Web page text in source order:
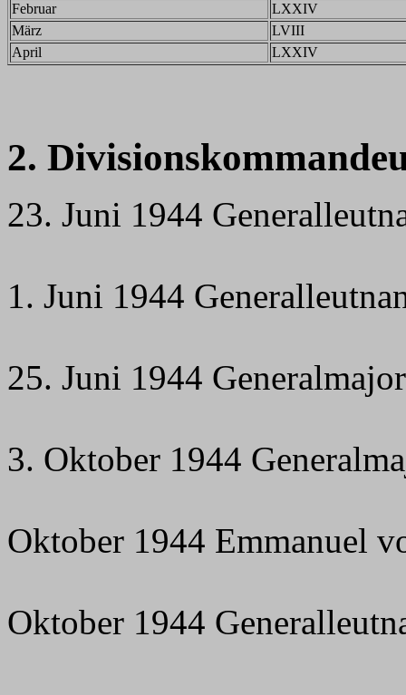
Februar
LXXIV
März
LVIII
April
LXXIV
2.
23. Juni 1944
1. Juni 1944
25. Juni 1944
3. Oktober 1944
Oktober 1944 Emmanuel
Oktober 1944